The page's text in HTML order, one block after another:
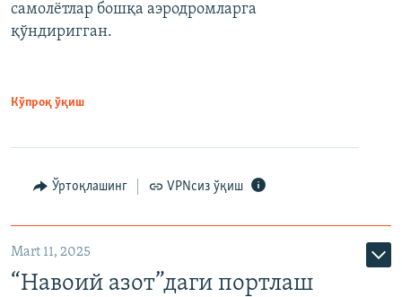
самолётлар бошқа аэродромларга
қўндиригган.
Кўпроқ ўқиш
Ўртоқлашинг VPNсиз ўқиш
Mart 11, 2025
“Навоий азот”даги портлаш